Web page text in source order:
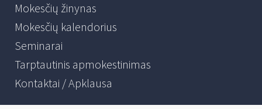
Mokesčių žinynas
Mokesčių kalendorius
Seminarai
Tarptautinis apmokestinimas
Kontaktai / Apklausa